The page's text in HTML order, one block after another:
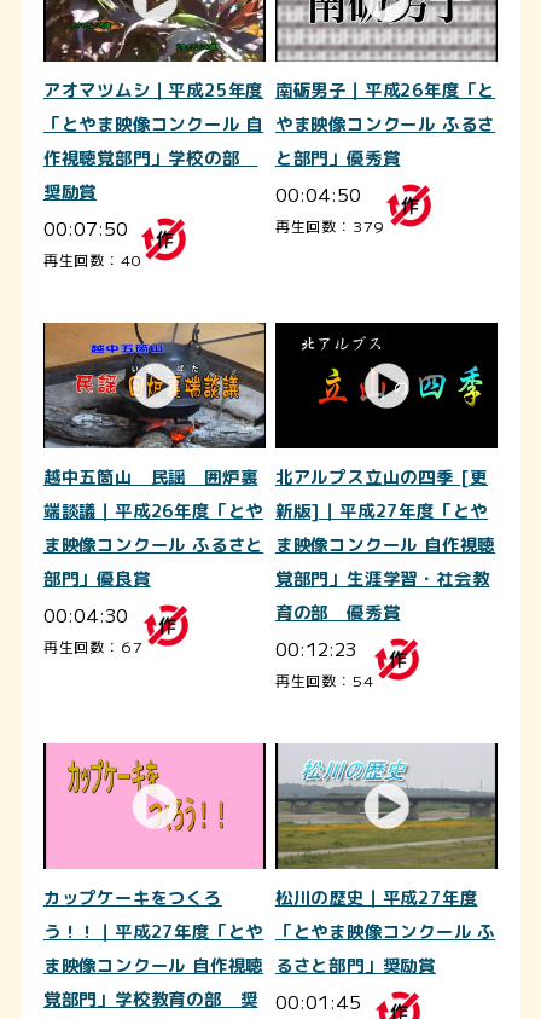
アオマツムシ｜平成25年度
「とやま映像コンクール 自
作視聴覚部門」学校の部
奨励賞
00:07:50
再生回数：40
南砺男子｜平成26年度「と
やま映像コンクール ふるさ
と部門」優秀賞
00:04:50
再生回数：379
越中五箇山 民謡 囲炉裏
端談議｜平成26年度「とや
ま映像コンクール ふるさと
部門」優良賞
00:04:30
再生回数：67
北アルプス立山の四季 [更
新版]｜平成27年度「とや
ま映像コンクール 自作視聴
覚部門」生涯学習・社会教
育の部 優秀賞
00:12:23
再生回数：54
カップケーキをつくろ
う！！｜平成27年度「とや
ま映像コンクール 自作視聴
覚部門」学校教育の部 奨
松川の歴史｜平成27年度
「とやま映像コンクール ふ
るさと部門」奨励賞
00:01:45